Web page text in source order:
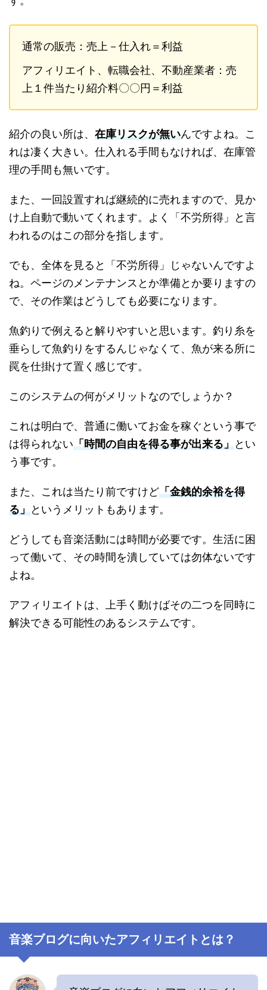
通常の販売：売上－仕入れ＝利益
アフィリエイト、転職会社、不動産業者：売
上１件当たり紹介料〇〇円＝利益
紹介の良い所は、 在庫リスクが無いんですよね。こ
れは凄く大きい。仕入れる手間もなければ、在庫管
理の手間も無いです。
また、一回設置すれば継続的に売れますので、見か
け上自動で動いてくれます。よく「不労所得」と言
われるのはこの部分を指します。
でも、全体を見ると「不労所得」じゃないんですよ
ね。ページのメンテナンスとか準備とか要りますの
で、その作業はどうしても必要になります。
魚釣りで例えると解りやすいと思います。釣り糸を
垂らして魚釣りをするんじゃなくて、魚が来る所に
罠を仕掛けて置く感じです。
このシステムの何がメリットなのでしょうか？
これは明白で、普通に働いてお金を稼ぐという事で
は得られない「時間の自由を得る事が出来る」とい
う事です。
また、これは当たり前ですけど「金銭的余裕を得
る」というメリットもあります。
どうしても音楽活動には時間が必要です。生活に困
って働いて、その時間を潰していては勿体ないです
よね。
アフィリエイトは、上手く動けばその二つを同時に
解決できる可能性のあるシステムです。
音楽ブログに向いたアフィリエイトとは？